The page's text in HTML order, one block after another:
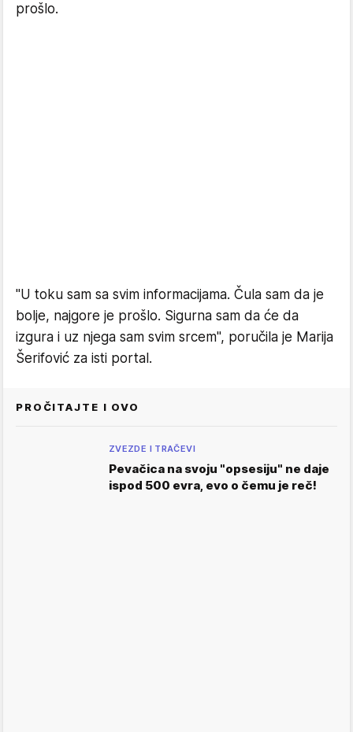
prošlo.
"U toku sam sa svim informacijama. Čula sam da je
bolje, najgore je prošlo. Sigurna sam da će da
izgura i uz njega sam svim srcem", poručila je Marija
Šerifović za isti portal.
PROČITAJTE I OVO
ZVEZDE I TRAČEVI
Pevačica na svoju "opsesiju" ne daje
ispod 500 evra, evo o čemu je reč!